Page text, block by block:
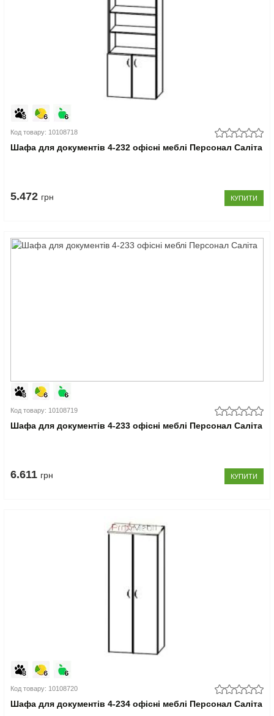
Код товару: 10108718
Шафа для документів 4-232 офісні меблі Персонал Саліта
5.472 грн КУПИТИ
Код товару: 10108719
Шафа для документів 4-233 офісні меблі Персонал Саліта
6.611 грн КУПИТИ
Код товару: 10108720
Шафа для документів 4-234 офісні меблі Персонал Саліта